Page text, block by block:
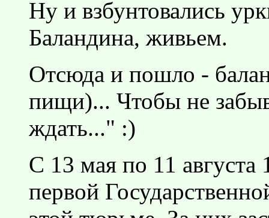
Ну и взбунтовались
Баландина, живьем.
Отсюда и пошло -
пищи)... Чтобы не
ждать..." :)
С 13 мая по 11 августа
первой